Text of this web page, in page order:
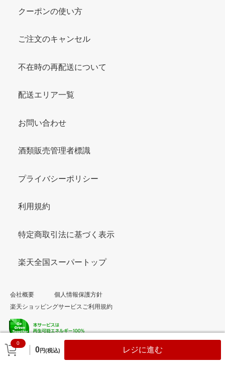
0
0円(税込) レジに進む
クーポンの使い方
ご注文のキャンセル
不在時の再配送について
配送エリア一覧
お問い合わせ
酒類販売管理者標識
プライバシーポリシー
利用規約
特定商取引法に基づく表示
楽天全国スーパートップ
会社概要
個人情報保護方針
楽天ショッピングサービスご利用規約
© Rakuten Group, Inc.